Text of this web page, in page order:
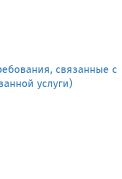
связанные с
услуги)